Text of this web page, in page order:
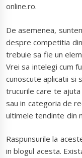
online.ro.
De asemenea,
despre competitia
trebuie sa fie un
Vrei sa intelegi cum
cunoscute aplicatii si
trucurile care te ajuta
sau in categoria de
ultimele tendinte din
Raspunsurile la
in blogul acesta.